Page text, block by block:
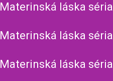
Materinská láska
Materinská láska
Materinská láska